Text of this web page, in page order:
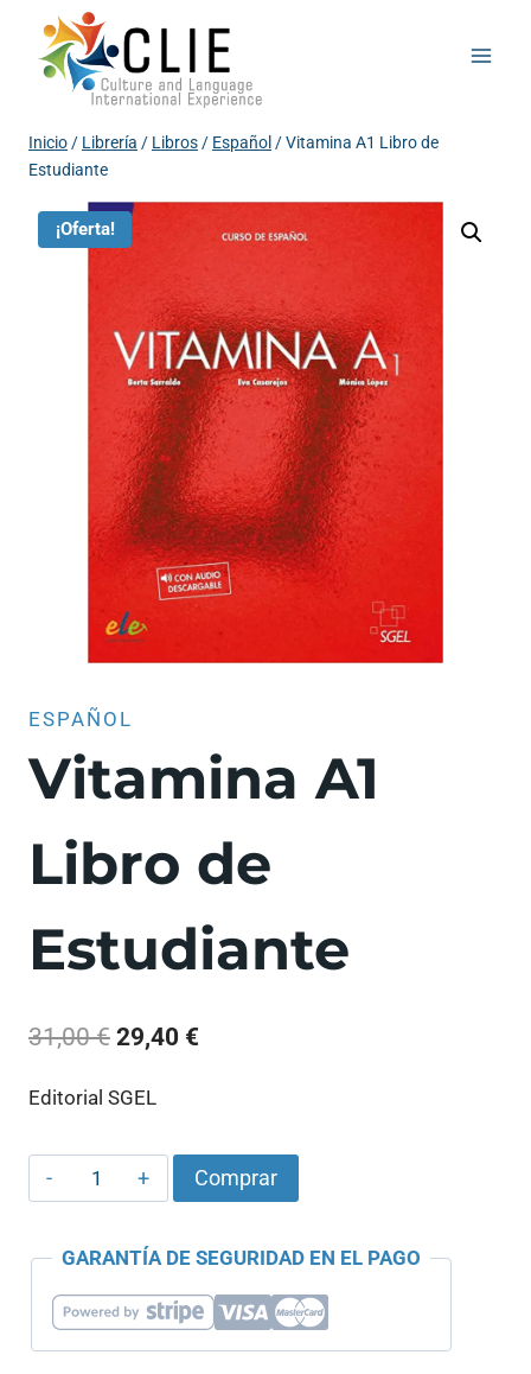
contenido
Inicio/ Librería / Libros/ Español /Vitamina A1 Libro de
Estudiante
¡Oferta!
ESPAÑOL
Vitamina A1
Libro de
Estudiante
31,00€ El
era:
31,00 €.
29,40 €
es:
29,40 €.
Editorial SGEL
Vitamina
A1
de
Estudiante
cantidad
Comprar
GARANTÍA DE SEGURIDAD EN EL PAGO